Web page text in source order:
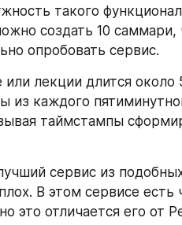
такого
создать 10 саммари,
опробовать сервис.
лекции длится около
из каждого
таймстампы
сервис из
В этом сервисе есть
это отличается его от